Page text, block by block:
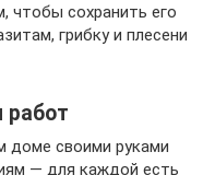
чтобы сохранить его
грибку и плесени
работ
доме своими руками
— для каждой есть